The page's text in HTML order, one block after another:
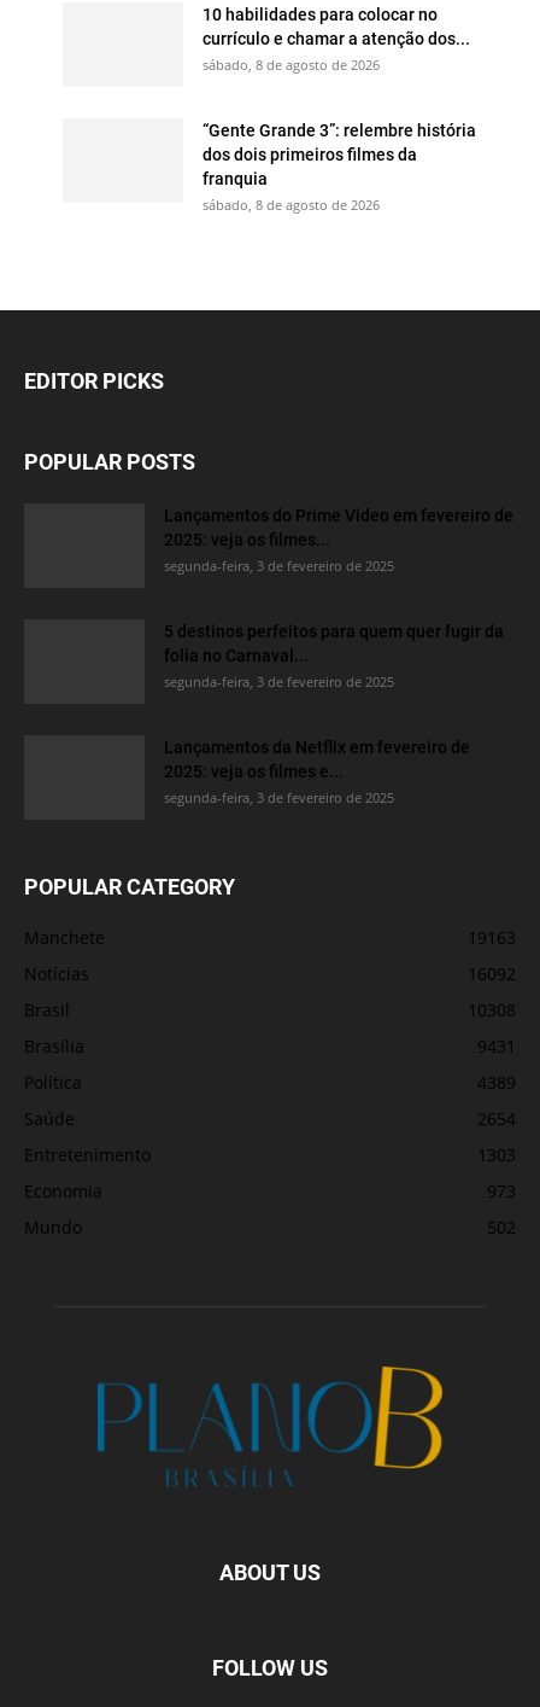
10 habilidades para colocar no
currículo e chamar a atenção dos...
sábado, 8 de agosto de 2026
“Gente Grande 3”: relembre história
dos dois primeiros filmes da
franquia
sábado, 8 de agosto de 2026
EDITOR PICKS
POPULAR POSTS
Lançamentos do Prime Video em fevereiro de
2025: veja os filmes...
segunda-feira, 3 de fevereiro de 2025
5 destinos perfeitos para quem quer fugir da
folia no Carnaval...
segunda-feira, 3 de fevereiro de 2025
Lançamentos da Netflix em fevereiro de
2025: veja os filmes e...
segunda-feira, 3 de fevereiro de 2025
POPULAR CATEGORY
Manchete
19163
Notícias
16092
Brasil
10308
Brasília
9431
Política
4389
Saúde
2654
Entretenimento
1303
Economia
973
Mundo
502
ABOUT US
FOLLOW US